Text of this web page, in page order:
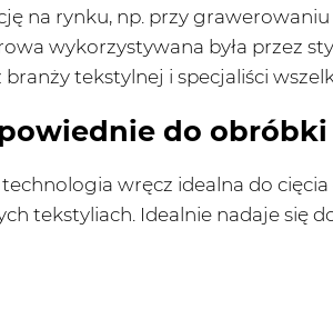
na rynku, np. przy
wykorzystywana była przez
tekstylnej i specjaliści
do obróbki
wręcz idealna do
tekstyliach. Idealnie nadaje się